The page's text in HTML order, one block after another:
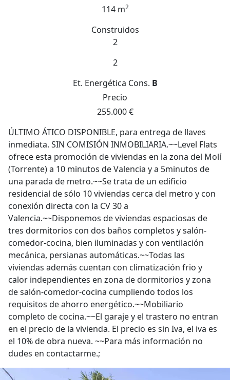
114 m2
Construidos
2
2
Et. Energética Cons. B
Precio
255.000 €
ÚLTIMO ÁTICO DISPONIBLE, para entrega de llaves
inmediata. SIN COMISIÓN INMOBILIARIA.~~Level Flats
ofrece esta promoción de viviendas en la zona del Molí
(Torrente) a 10 minutos de Valencia y a 5minutos de
una parada de metro.~~Se trata de un edificio
residencial de sólo 10 viviendas cerca del metro y con
conexión directa con la CV 30 a
Valencia.~~Disponemos de viviendas espaciosas de
tres dormitorios con dos baños completos y salón-
comedor-cocina, bien iluminadas y con ventilación
mecánica, persianas automáticas.~~Todas las
viviendas además cuentan con climatización frio y
calor independientes en zona de dormitorios y zona
de salón-comedor-cocina cumpliendo todos los
requisitos de ahorro energético.~~Mobiliario
completo de cocina.~~El garaje y el trastero no entran
en el precio de la vivienda. El precio es sin Iva, el iva es
el 10% de obra nueva. ~~Para más información no
dudes en contactarme.;